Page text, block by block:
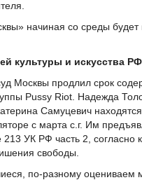
начиная со среды будет
культуры и искусства РФ
Москвы продлил срок
Pussy Riot. Надежда
Самуцевич
с марта с.г. Им
213 УК РФ часть 2, согласно
свободы.
по-разному оцениваем